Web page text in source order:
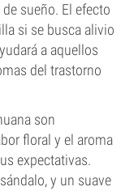
sueño. El efecto
si se busca alivio
a aquellos
del trastorno
son
floral y el aroma
expectativas.
y un suave